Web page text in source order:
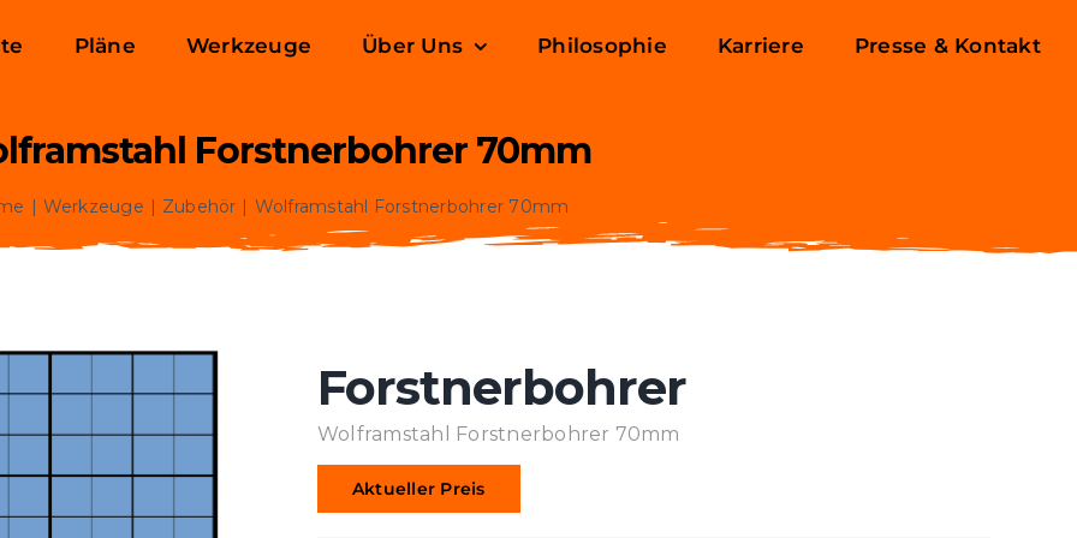
Pläne Werkzeuge Über Uns Philosophie Karriere Presse & Kontakt
Forstnerbohrer 70mm
Werkzeuge Zubehör Wolframstahl Forstnerbohrer 70mm
Forstnerbohrer
Wolframstahl Forstnerbohrer 70mm
Aktueller Preis